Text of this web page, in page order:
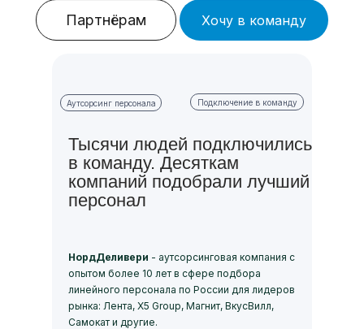
Хочу в команду
Партнёрам
Аутсорс и аутстафф
линейного персонала
НордДеливери - аутсорсинговая компания с
опытом более 10 лет в сфере подбора
линейного персонала по России для лидеров
рынка: Лента, Х5 Group, Магнит, ВкусВилл,
Самокат и другие.
Тысячи людей подключились
в команду. Десяткам
компаний подобрали лучший
персонал
Аутсорсинг персонала Подключение в команду